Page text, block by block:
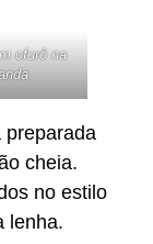
ofurô na
preparada
cheia.
no estilo
lenha.